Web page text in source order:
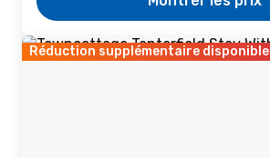
Réduction supplémentaire disponible